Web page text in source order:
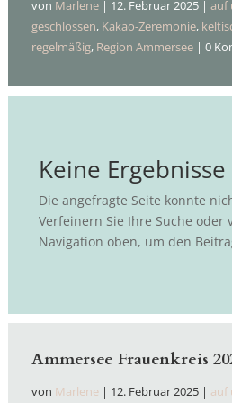
von Marlene | 12. Februar 2025 | auf
geschlossen, Kakao-Zeremonie,
regelmäßig, Region Ammersee | 0
Keine
Die angefragte Seite konnte
Verfeinern Sie Ihre Suche oder
Navigation oben, um den
Ammersee Frauenkreis
von Marlene | 12. Februar 2025 | auf